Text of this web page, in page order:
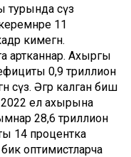
сүз
11
кимегән.
артканнар. Ахыргы
0,9 триллион
сүз. Әгәр калган биш
2022 ел ахырына
28,6 триллион
14 процентка
оптимистларча